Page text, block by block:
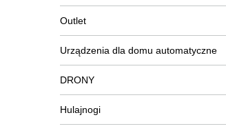
Outlet
Urządzenia dla domu automatyczne
DRONY
Hulajnogi